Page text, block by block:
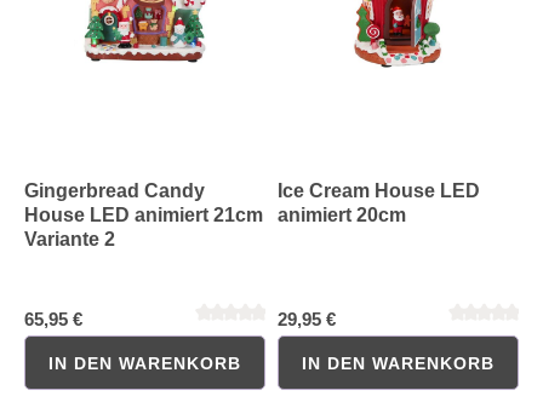
Gingerbread Candy
House LED animiert 21cm
Variante 2
65,95 €
IN DEN WARENKORB
Ice Cream House LED
animiert 20cm
29,95 €
IN DEN WARENKORB